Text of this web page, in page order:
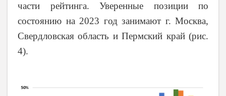
части рейтинга. Уверенные позиции по
состоянию на 2023 год занимают г. Москва,
Свердловская область и Пермский край (рис.
4).